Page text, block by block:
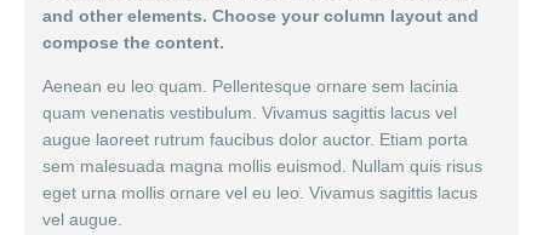
and other elements. Choose your column layout and
compose the content.
Aenean eu leo quam. Pellentesque ornare sem lacinia
quam venenatis vestibulum. Vivamus sagittis lacus vel
augue laoreet rutrum faucibus dolor auctor. Etiam porta
sem malesuada magna mollis euismod. Nullam quis risus
eget urna mollis ornare vel eu leo. Vivamus sagittis lacus
vel augue.